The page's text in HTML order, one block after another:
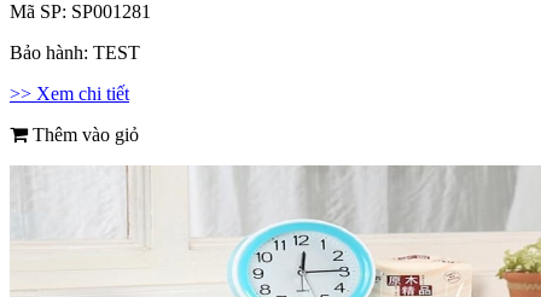
Mã SP: SP001281
Bảo hành: TEST
>> Xem chi tiết
Thêm vào giỏ